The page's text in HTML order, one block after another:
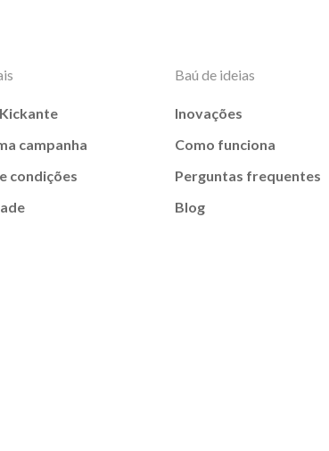
campanha
condições
Baú de ideias
Inovações
Como funciona
Perguntas frequentes
Blog